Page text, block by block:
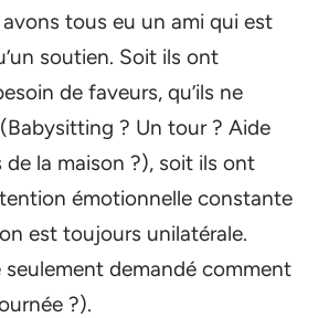
tous eu un ami qui est
soutien. Soit ils ont
de faveurs, qu’ils ne
? Un tour ? Aide
la maison ?), soit ils ont
émotionnelle constante
est toujours unilatérale.
demandé comment
?).